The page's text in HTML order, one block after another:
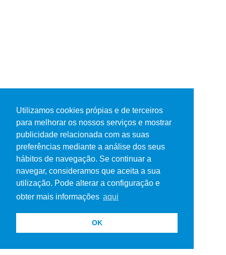
Utilizamos cookies própias e de terceiros
para melhorar os nossos serviços e mostrar
publicidade relacionada com as suas
preferências mediante a análise dos seus
hábitos de navegação. Se continuar a
navegar, consideramos que aceita a sua
utilização. Pode alterar a configuração e
obter mais informações aqui
OK